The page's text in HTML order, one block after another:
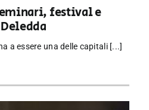
festival e
a essere una delle capitali [...]